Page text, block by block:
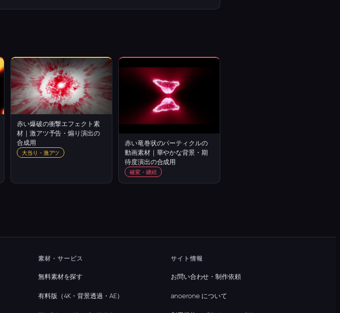
赤い爆破の衝撃エフェクト素
材｜激アツ予告・煽り演出の
合成用
大当り・激アツ
赤い竜巻状のパーティクルの
動画素材｜華やかな背景・期
待度演出の合成用
確変・継続
素材・サービス
無料素材を探す
有料版（4K・背景透過・AE）
サイト情報
お問い合わせ・制作依頼
anoerone について